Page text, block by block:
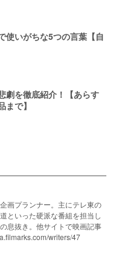
使いがちな5つの言葉【自
劇を徹底紹介！【あらす
まで】
画プランナー。主にテレ東の
といった硬派な番組を担当し
息抜き。他サイトで映画記事
writers/47